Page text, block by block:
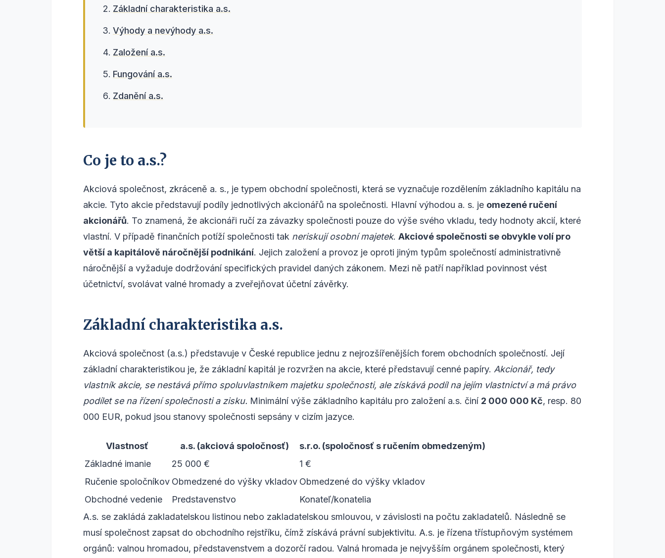
Základní charakteristika a.s.
Výhody a nevýhody a.s.
Založení a.s.
Fungování a.s.
Zdanění a.s.
Co je to a.s.?
Akciová společnost, zkráceně a. s., je typem obchodní společnosti, která se vyznačuje rozdělením základního kapitálu na
akcie. Tyto akcie představují podíly jednotlivých akcionářů na společnosti. Hlavní výhodou a. s. je omezené ručení
akcionářů. To znamená, že akcionáři ručí za závazky společnosti pouze do výše svého vkladu, tedy hodnoty akcií, které
vlastní. V případě finančních potíží společnosti tak neriskují osobní majetek. Akciové společnosti se obvykle volí pro
větší a kapitálově náročnější podnikání. Jejich založení a provoz je oproti jiným typům společností administrativně
náročnější a vyžaduje dodržování specifických pravidel daných zákonem. Mezi ně patří například povinnost vést
účetnictví, svolávat valné hromady a zveřejňovat účetní závěrky.
Základní charakteristika a.s.
Akciová společnost (a.s.) představuje v České republice jednu z nejrozšířenějších forem obchodních společností. Její
základní charakteristikou je, že základní kapitál je rozvržen na akcie, které představují cenné papíry. Akcionář, tedy
vlastník akcie, se nestává přímo spoluvlastníkem majetku společnosti, ale získává podíl na jejím vlastnictví a má právo
podílet se na řízení společnosti a zisku. Minimální výše základního kapitálu pro založení a.s. činí 2 000 000 Kč, resp. 80
000 EUR, pokud jsou stanovy společnosti sepsány v cizím jazyce.
Vlastnosť a.s. (akciová spoločnosť)
s.r.o. (spoločnosť s ručením obmedzeným)
Základné imanie
25 000 €
1 €
Ručenie spoločníkov Obmedzené do výšky vkladov Obmedzené do výšky vkladov
Obchodné vedenie
Predstavenstvo
Konateľ/konatelia
A.s. se zakládá zakladatelskou listinou nebo zakladatelskou smlouvou, v závislosti na počtu zakladatelů. Následně se
musí společnost zapsat do obchodního rejstříku, čímž získává právní subjektivitu. A.s. je řízena třístupňovým systémem
orgánů: valnou hromadou, představenstvem a dozorčí radou. Valná hromada je nejvyšším orgánem společnosti, který